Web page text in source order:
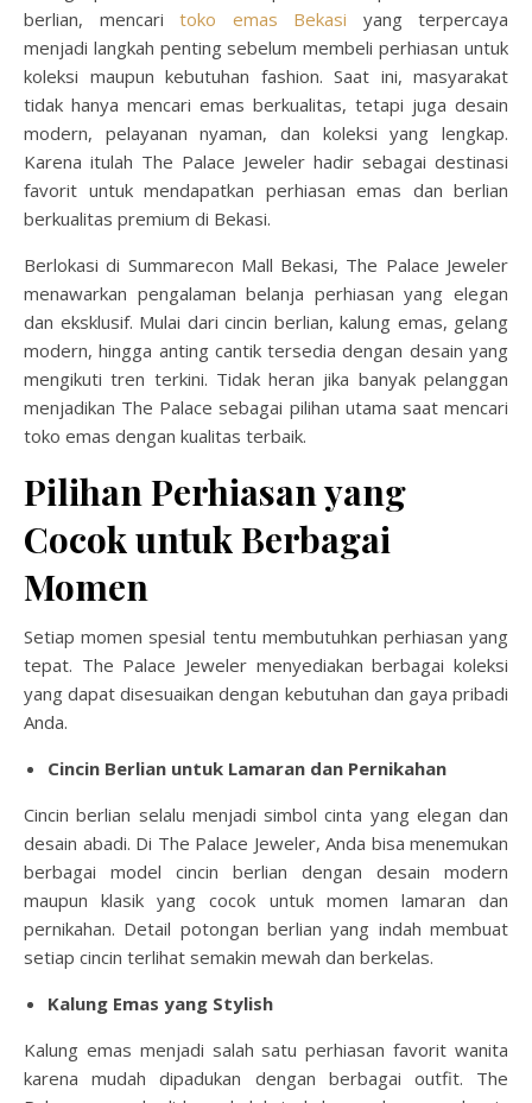
berlian, mencari toko emas Bekasi yang terpercaya
menjadi langkah penting sebelum membeli perhiasan untuk
koleksi maupun kebutuhan fashion. Saat ini, masyarakat
tidak hanya mencari emas berkualitas, tetapi juga desain
modern, pelayanan nyaman, dan koleksi yang lengkap.
Karena itulah The Palace Jeweler hadir sebagai destinasi
favorit untuk mendapatkan perhiasan emas dan berlian
berkualitas premium di Bekasi.
Berlokasi di Summarecon Mall Bekasi, The Palace Jeweler
menawarkan pengalaman belanja perhiasan yang elegan
dan eksklusif. Mulai dari cincin berlian, kalung emas, gelang
modern, hingga anting cantik tersedia dengan desain yang
mengikuti tren terkini. Tidak heran jika banyak pelanggan
menjadikan The Palace sebagai pilihan utama saat mencari
toko emas dengan kualitas terbaik.
Pilihan Perhiasan yang
Cocok untuk Berbagai
Momen
Setiap momen spesial tentu membutuhkan perhiasan yang
tepat. The Palace Jeweler menyediakan berbagai koleksi
yang dapat disesuaikan dengan kebutuhan dan gaya pribadi
Anda.
Cincin Berlian untuk Lamaran dan Pernikahan
Cincin berlian selalu menjadi simbol cinta yang elegan dan
desain abadi. Di The Palace Jeweler, Anda bisa menemukan
berbagai model cincin berlian dengan desain modern
maupun klasik yang cocok untuk momen lamaran dan
pernikahan. Detail potongan berlian yang indah membuat
setiap cincin terlihat semakin mewah dan berkelas.
Kalung Emas yang Stylish
Kalung emas menjadi salah satu perhiasan favorit wanita
karena mudah dipadukan dengan berbagai outfit. The